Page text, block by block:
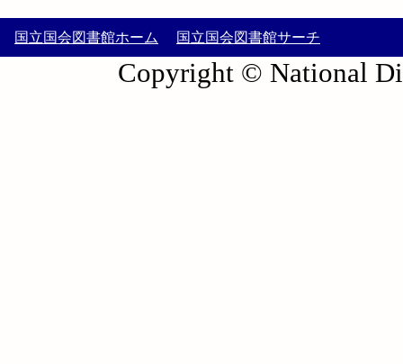
国立国会図書館ホーム 国立国会図書館サーチ
Copyright © National